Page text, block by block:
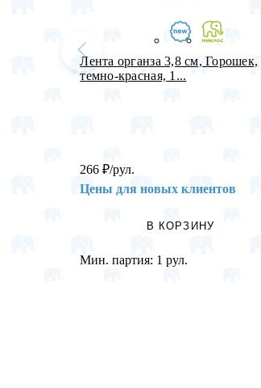
Лента органза 3,8 см, Горошек,
темно-красная, 1...
266₽/рул.
Цены для новых клиентов
В КОРЗИНУ
Мин. партия: 1 рул.